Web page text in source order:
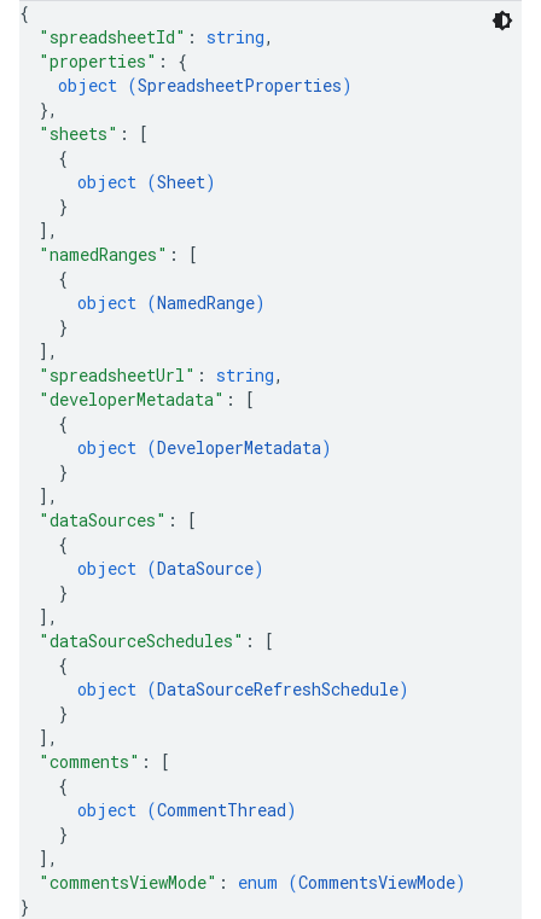
{
"spreadsheetId" : string,
"properties" : {
object (SpreadsheetProperties)
},
"sheets" :
[
{
object (Sheet)
}
] ,
"namedRanges" :
[
{
object (NamedRange)
}
] ,
"spreadsheetUrl" : string,
"developerMetadata" :
[
{
object (DeveloperMetadata)
}
] ,
"dataSources" :
[
{
object (DataSource)
}
] ,
"dataSourceSchedules" :
[
{
object (DataSourceRefreshSchedule)
}
] ,
"comments" :
[
{
object (CommentThread)
}
] ,
"commentsViewMode" : enum (CommentsViewMode)
}